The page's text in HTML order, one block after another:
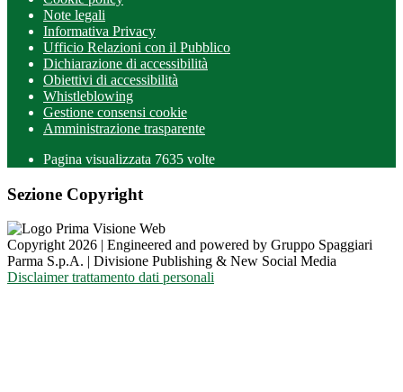
Note legali
Informativa Privacy
Ufficio Relazioni con il Pubblico
Dichiarazione di accessibilità
Obiettivi di accessibilità
Whistleblowing
Gestione consensi cookie
Amministrazione trasparente
Pagina visualizzata 7635 volte
Sezione Copyright
Copyright 2026 | Engineered and powered by Gruppo Spaggiari
Parma S.p.A. | Divisione Publishing & New Social Media
Disclaimer trattamento dati personali